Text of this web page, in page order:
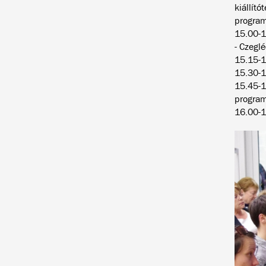
15.00-
-
15.15-
15.30-
15.45-
16.00-